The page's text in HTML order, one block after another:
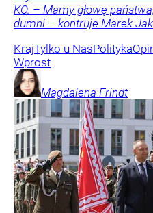
KO. – Mamy głowę
dumni – kontruje Marek
KrajTylko u NasPolityka
Wprost
Magdalena Frindt